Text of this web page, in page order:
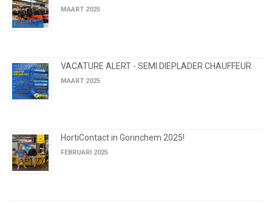
MAART 2025
VACATURE ALERT - SEMI DIEPLADER CHAUFFEUR
MAART 2025
HortiContact in Gorinchem 2025!
FEBRUARI 2025